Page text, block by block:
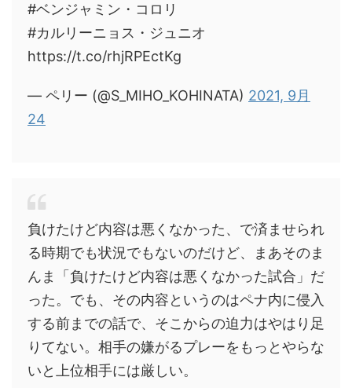
#ベンジャミン・コロリ
#カルリーニョス・ジュニオ
https://t.co/rhjRPEctKg
— ペリー (@S_MIHO_KOHINATA) 2021, 9月
24
負けたけど内容は悪くなかった、で済ませられ
る時期でも状況でもないのだけど、まあそのま
んま「負けたけど内容は悪くなかった試合」だ
った。でも、その内容というのはペナ内に侵入
する前までの話で、そこからの迫力はやはり足
りてない。相手の嫌がるプレーをもっとやらな
いと上位相手には厳しい。